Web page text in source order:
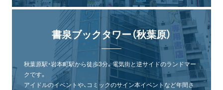
書泉ブックタワー（秋葉原）
秋葉原駅・岩本町駅から徒歩3分。電気街と逆サイドのランドマー
クです。
アイドルのイベントや、コミックのサイン本イベントなど年間さ